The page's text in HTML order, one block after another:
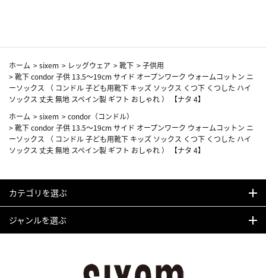
ホーム >sixem > レッグウェア >靴下 >子供用
>靴下 condor 子供 13.5～19cm サイド オープンワーク ウォームコットン ニ
ーソックス （ コンドル 子ども用靴下 キッズ ソックス くつ下 くつした ハイ
ソックス 丈夫 無地 スペイン製 ギフト おしゃれ ） 【ナタ 4】
ホーム >sixem >condor（コンドル）
>靴下 condor 子供 13.5～19cm サイド オープンワーク ウォームコットン ニ
ーソックス （ コンドル 子ども用靴下 キッズ ソックス くつ下 くつした ハイ
ソックス 丈夫 無地 スペイン製 ギフト おしゃれ ） 【ナタ 4】
カテゴリを選ぶ
ジャンルを選ぶ